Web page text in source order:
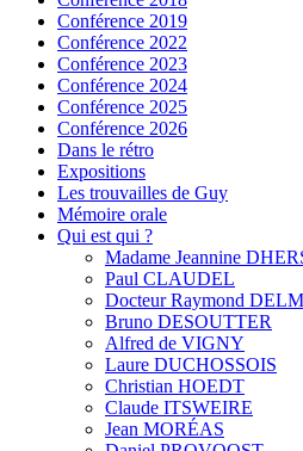
Conférence 2019
Conférence 2022
Conférence 2023
Conférence 2024
Conférence 2025
Conférence 2026
Dans le rétro
Expositions
Les trouvailles de Guy
Mémoire orale
Qui est qui ?
Madame Jeannine
Paul CLAUDEL
Docteur Raymond
Bruno DESOUTTER
Alfred de VIGNY
Laure DUCHOSSOIS
Christian HOEDT
Claude ITSWEIRE
Jean MORÉAS